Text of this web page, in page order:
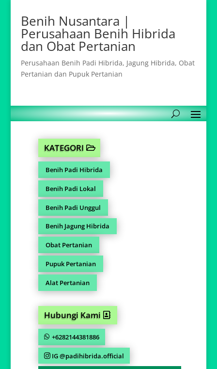
Benih Nusantara |
Perusahaan Benih Hibrida
dan Obat Pertanian
Perusahaan Benih Padi Hibrida, Jagung Hibrida, Obat
Pertanian dan Pupuk Pertanian
KATEGORI
Benih Padi Hibrida
Benih Padi Lokal
Benih Padi Unggul
Benih Jagung Hibrida
Obat Pertanian
Pupuk Pertanian
Alat Pertanian
Hubungi Kami
+6282144381886
IG @padihibrida.official